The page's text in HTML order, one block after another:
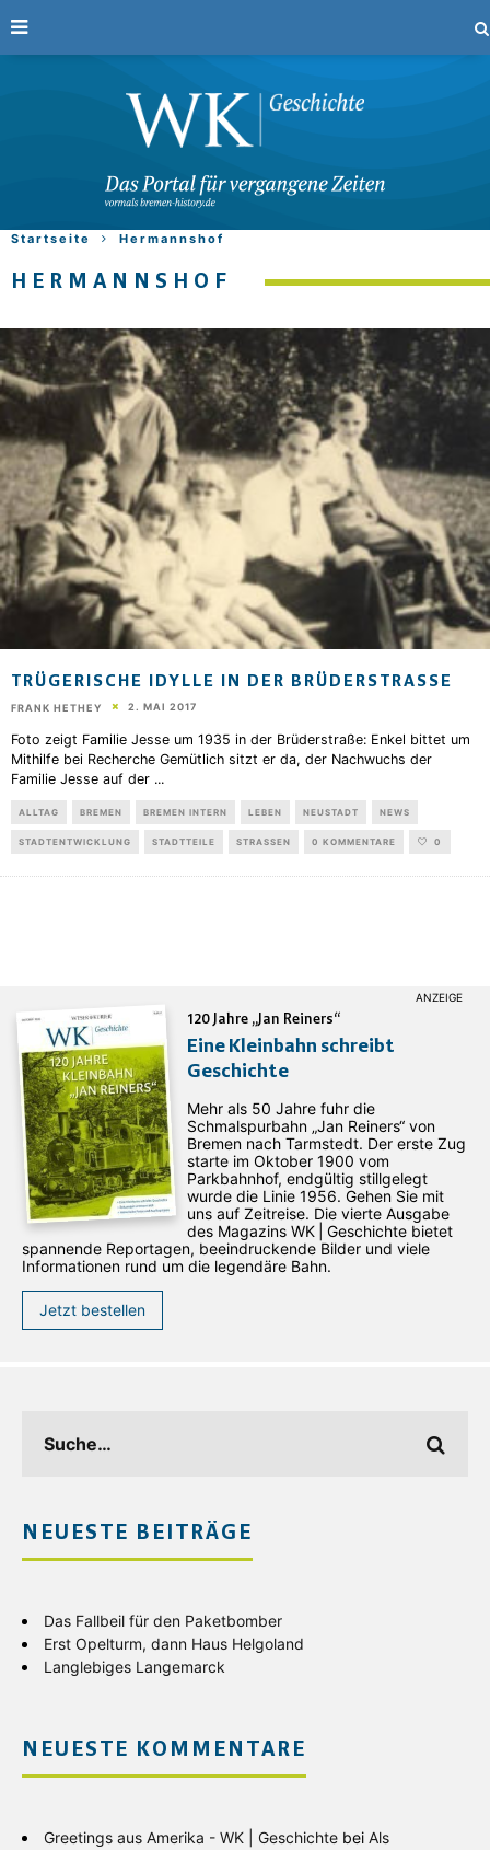
Startseite Hermannshof
HERMANNSHOF
TRÜGERISCHE IDYLLE IN DER BRÜDERSTRASSE
FRANK HETHEY 2. MAI 2017
Foto zeigt Familie Jesse um 1935 in der Brüderstraße: Enkel bittet um
Mithilfe bei Recherche Gemütlich sitzt er da, der Nachwuchs der
Familie Jesse auf der ...
ALLTAG BREMEN BREMEN INTERN LEBEN NEUSTADT NEWS
STADTENTWICKLUNG STADTTEILE STRASSEN 0 KOMMENTARE 0
120 Jahre „Jan Reiners“
Eine Kleinbahn schreibt
Geschichte
Mehr als 50 Jahre fuhr die
Schmalspurbahn „Jan ­Reiners“ von
Bremen nach Tarmstedt. Der erste Zug
starte im Oktober 1900 vom
Parkbahnhof, endgültig stillgelegt
wurde die Linie 1956. Gehen Sie mit
uns auf Zeitreise. Die vierte Ausgabe
des ­Magazins WK | Geschichte bietet
spannende Reportagen, beeindruckende Bilder und viele
Informationen rund um die legendäre Bahn.
Jetzt bestellen
NEUESTE BEITRÄGE
Das Fallbeil für den Paketbomber
Erst Opelturm, dann Haus Helgoland
Langlebiges Langemarck
NEUESTE KOMMENTARE
Greetings aus Amerika - WK | Geschichte bei Als